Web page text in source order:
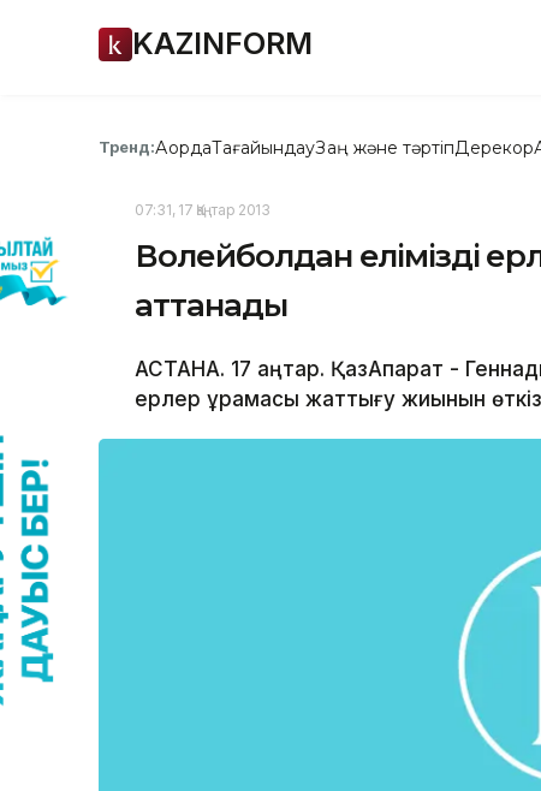
KAZINFORM
Тренд:АқордаТағайындауЗаң және тәртіпДерекқор
07:31, 17 Қаңтар 2013
Волейболдан елiмiздiң
аттанады
АСТАНА. 17 қаңтар. ҚазАқпарат -
ерлер құрамасы жаттығу жиынын